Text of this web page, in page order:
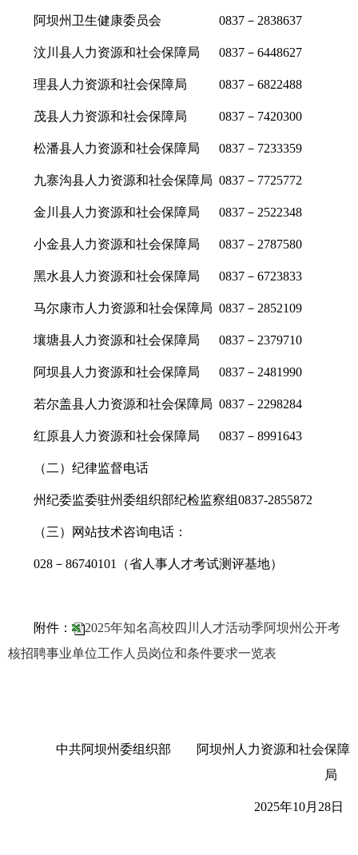
阿坝州卫生健康委员会 0837 － 2838637
汶川县人力资源和社会保障局 0837－6448627
理县人力资源和社会保障局 0837－6822488
茂县人力资源和社会保障局 0837－7420300
松潘县人力资源和社会保障局 0837－7233359
九寨沟县人力资源和社会保障局 0837－7725772
金川县人力资源和社会保障局 0837 － 2522348
小金县人力资源和社会保障局 0837－2787580
黑水县人力资源和社会保障局 0837－6723833
马尔康市人力资源和社会保障局 0837－2852109
壤塘县人力资源和社会保障局 0837－2379710
阿坝县人力资源和社会保障局 0837－2481990
若尔盖县人力资源和社会保障局 0837－2298284
红原县人力资源和社会保障局 0837－8991643
（二）纪律监督电话
州纪委监委驻州委组织部纪检监察组0837-2855872
（三）网站技术咨询电话：
028 － 86740101 （省人事人才考试测评基地）
附件：
2025年知名高校四川人才活动季阿坝州公开考
核招聘事业单位工作人员岗位和条件要求一览表
中共阿坝州委组织部
阿坝州人力资源和社会保障
局
2025年10月 28日